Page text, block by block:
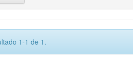
1-1 de 1.